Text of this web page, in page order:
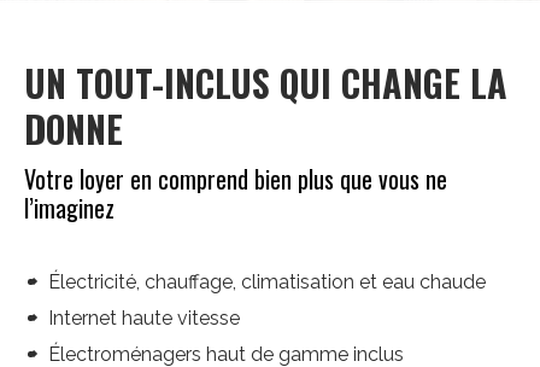
UN TOUT-INCLUS QUI CHANGE LA
DONNE
Votre loyer en comprend bien plus que vous ne
l’imaginez
Électricité, chauffage, climatisation et eau chaude
Internet haute vitesse
Électroménagers haut de gamme inclus